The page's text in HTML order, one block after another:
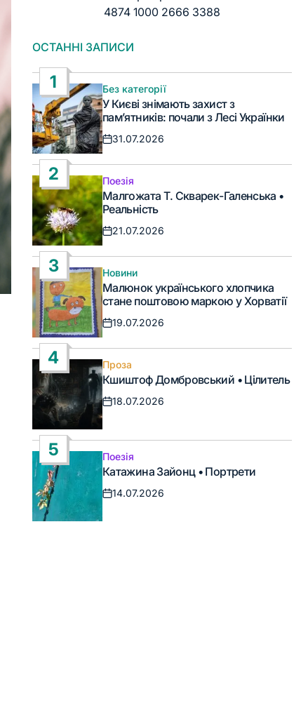
4874 1000 2666 3388
ОСТАННІ ЗАПИСИ
1
Опублікувати
у
Без категорії
У Києві знімають захист з
пам’ятників: почали з Лесі Українки
Дата
31.07.2026
2
Опублікувати
у
Поезія
Малгожата Т. Скварек-Галенська •
Реальність
Дата
21.07.2026
3
Опублікувати
у
Новини
Малюнок українського хлопчика
стане поштовою маркою у Хорватії
Дата
19.07.2026
4
Опублікувати
у
Проза
Кшиштоф Домбровський • Цілитель
Дата
запису
18.07.2026
5
Опублікувати
у
Поезія
Катажина Зайонц • Портрети
Дата
14.07.2026